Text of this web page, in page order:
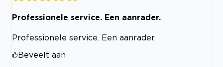
Professionele service. Een aanrader.
Professionele service. Een aanrader.
Beveelt aan